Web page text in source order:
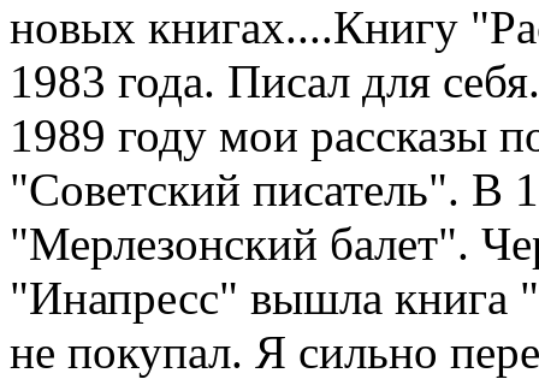
новых книгах....Книгу
1983 года. Писал для
1989 году мои рассказы
"Советский писатель". В
"Мерлезонский балет".
"Инапресс" вышла книга
не покупал. Я сильно